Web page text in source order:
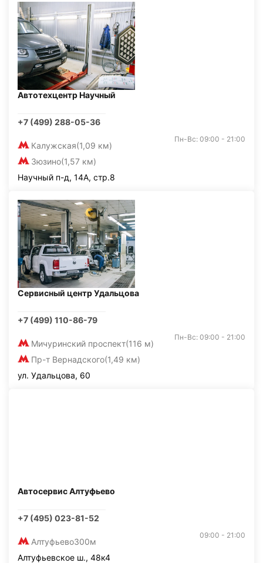
Автотехцентр Научный
+7 (499) 288-05-36
Калужская(1,09 км)
Зюзино(1,57 км)
Пн-Вс: 09:00 - 21:00
Научный п-д, 14А, стр.8
Сервисный центр Удальцова
+7 (499) 110-86-79
Мичуринский проспект(116 м)
Пр-т Вернадского(1,49 км)
Пн-Вс: 09:00 - 21:00
ул. Удальцова, 60
Автосервис Алтуфьево
+7 (495) 023-81-52
Алтуфьево300м
09:00 - 21:00
Алтуфьевское ш., 48к4